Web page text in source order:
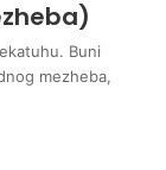
Buni
mezheba,